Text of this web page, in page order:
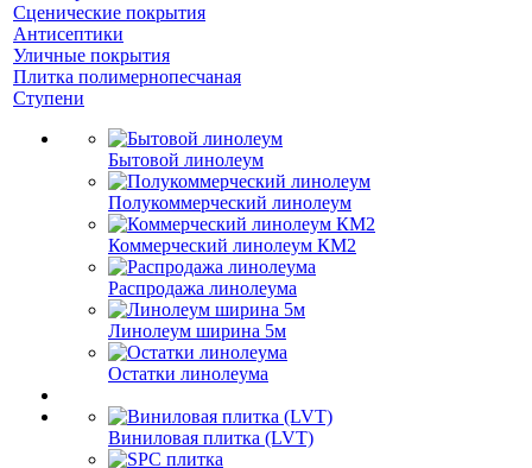
Сценические покрытия
Антисептики
Уличные покрытия
Плитка полимернопесчаная
Ступени
Бытовой линолеум
Полукоммерческий линолеум
Коммерческий линолеум КМ2
Распродажа линолеума
Линолеум ширина 5м
Остатки линолеума
Виниловая плитка (LVT)